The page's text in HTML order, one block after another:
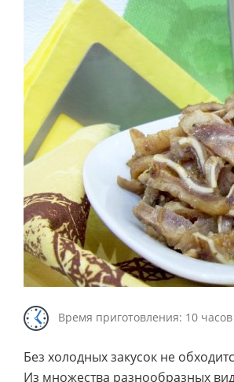
Время приготовления: 10 часов
Без холодных закусок не
Из множества разнообразных